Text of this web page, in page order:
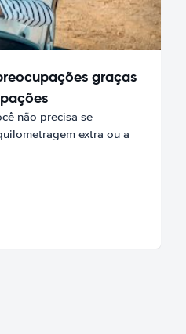
graças
não precisa se
extra ou a